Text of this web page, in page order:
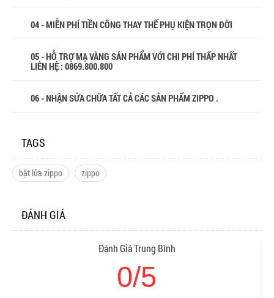
04 - MIỄN PHÍ TIỀN CÔNG THAY THẾ PHỤ KIỆN TRỌN ĐỜI
05 - HỖ TRỢ MẠ VÀNG SẢN PHẨM VỚI CHI PHÍ THẤP NHẤT
LIÊN HỆ : 0869.800.800
06 - NHẬN SỬA CHỮA TẤT CẢ CÁC SẢN PHẨM ZIPPO .
TAGS
bật lửa zippo zippo
ĐÁNH GIÁ
Đánh Giá Trung Bình
0/5